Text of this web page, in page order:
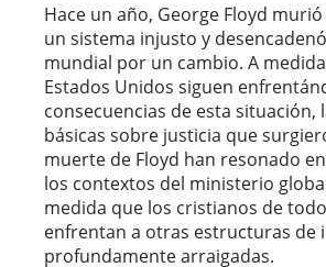
Hace un año, George Floyd
un sistema injusto y
mundial por un cambio. A
Estados Unidos siguen
consecuencias de esta situación,
básicas sobre justicia que
muerte de Floyd han resonado
los contextos del ministerio global
medida que los cristianos de
enfrentan a otras estructuras de
profundamente arraigadas.